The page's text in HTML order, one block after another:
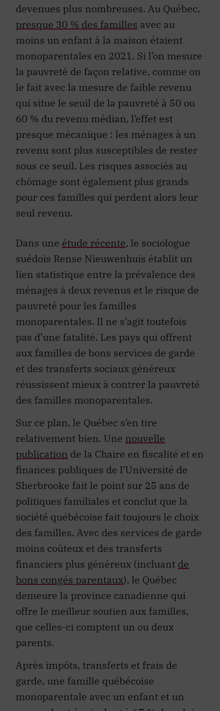
devenues plus nombreuses. Au Québec,
presque 30 % des familles avec au
moins un enfant à la maison étaient
monoparentales en 2021. Si l’on mesure
la pauvreté de façon relative, comme on
le fait avec la mesure de faible revenu
qui situe le seuil de la pauvreté à 50 ou
60 % du revenu médian, l’effet est
presque mécanique : les ménages à un
revenu sont plus susceptibles de rester
sous ce seuil. Les risques associés au
chômage sont également plus grands
pour ces familles qui perdent alors leur
seul revenu.
Dans une étude récente, le sociologue
suédois Rense Nieuwenhuis établit un
lien statistique entre la prévalence des
ménages à deux revenus et le risque de
pauvreté pour les familles
monoparentales. Il ne s’agit toutefois
pas d’une fatalité. Les pays qui offrent
aux familles de bons services de garde
et des transferts sociaux généreux
réussissent mieux à contrer la pauvreté
des familles monoparentales.
Sur ce plan, le Québec s’en tire
relativement bien. Une nouvelle
publication de la Chaire en fiscalité et en
finances publiques de l’Université de
Sherbrooke fait le point sur 25 ans de
politiques familiales et conclut que la
société québécoise fait toujours le choix
des familles. Avec des services de garde
moins coûteux et des transferts
financiers plus généreux (incluant de
bons congés parentaux), le Québec
demeure la province canadienne qui
offre le meilleur soutien aux familles,
que celles-ci comptent un ou deux
parents.
Après impôts, transferts et frais de
garde, une famille québécoise
monoparentale avec un enfant et un